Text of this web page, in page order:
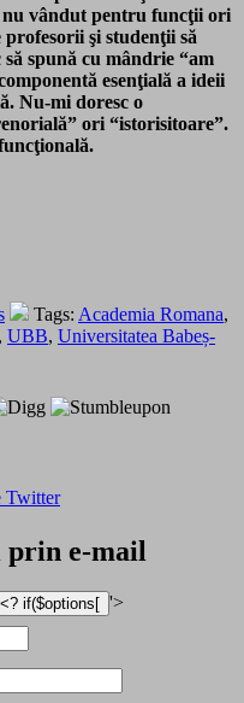
vândut pentru funcţii ori
şi studenţii să
să spună cu mândrie “am
esenţială a ideii
Nu-mi doresc o
ori “istorisitoare”.
Tags: Academia Romana,
UBB, Universitatea Babeș-
Twitter
e-mail
'>